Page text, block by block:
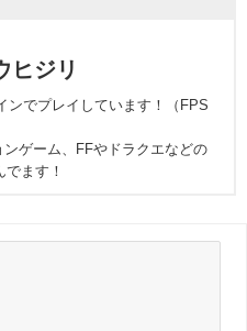
ヒジリ
ンでプレイしています！（FPS
ゲーム、FFやドラクエなどの
ます！